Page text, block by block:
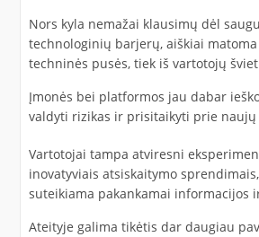
Nors kyla nemažai klausimų dėl
technologinių barjerų, aiškiai
techninės pusės, tiek iš vartotojų
Įmonės bei platformos jau dabar
valdyti rizikas ir prisitaikyti prie naujų
Vartotojai tampa atviresni
inovatyviais atsiskaitymo
suteikiama pakankamai informacijos
Ateityje galima tikėtis dar daugiau